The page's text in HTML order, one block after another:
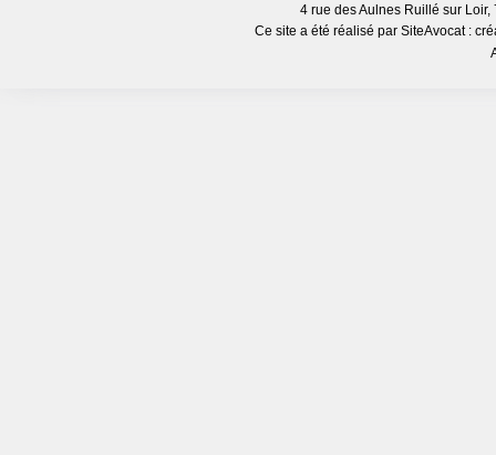
4 rue des Aulnes Ruillé sur
Ce site a été réalisé par SiteAvocat :